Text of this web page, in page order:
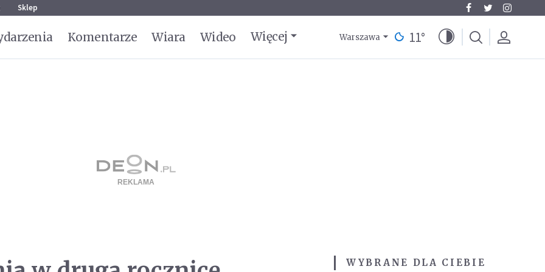
Sklep
Komentarze Wiara Wideo Więcej Warszawa 11°
WYBRANE DLA CIEBIE